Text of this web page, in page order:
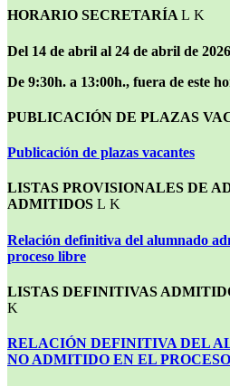
HORARIO SECRETARÍA
Del 14 de abril al 24 de abril de 2026
De 9:30h. a 13:00h., fuera de este
PUBLICACIÓN DE PLAZAS
Publicación de plazas vacantes
LISTAS PROVISIONALES DE
ADMITIDOS
Relación definitiva del alumnado
proceso libre
LISTAS DEFINITIVAS
RELACIÓN DEFINITIVA DEL
NO ADMITIDO EN EL